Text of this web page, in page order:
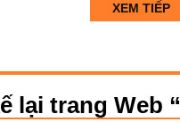
XEM TIẾP
lại trang Web “